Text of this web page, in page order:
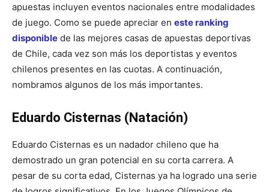
apuestas incluyen eventos nacionales entre modalidades
de juego. Como se puede apreciar en este ranking
disponible de las mejores casas de apuestas deportivas
de Chile, cada vez son más los deportistas y eventos
chilenos presentes en las cuotas. A continuación,
nombramos algunos de los más importantes.
Eduardo Cisternas (Natación)
Eduardo Cisternas es un nadador chileno que ha
demostrado un gran potencial en su corta carrera. A
pesar de su corta edad, Cisternas ya ha logrado una serie